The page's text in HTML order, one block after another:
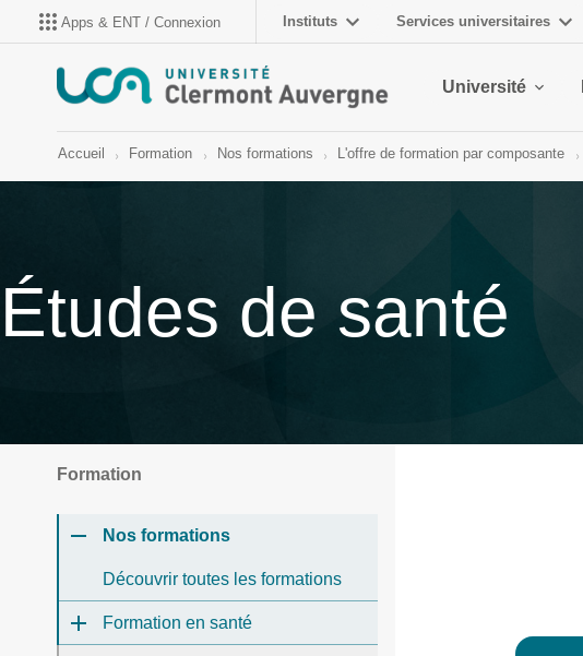
Apps & ENT / Connexion Instituts Services universitaires
Université
Accueil Formation Nos formations L'offre de formation par composante
Études de santé
Formation
Nos formations
Découvrir toutes les formations
Formation en santé